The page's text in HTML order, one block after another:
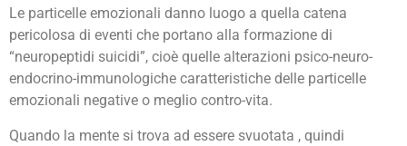
Le particelle emozionali danno luogo a quella catena
pericolosa di eventi che portano alla formazione di
“neuropeptidi suicidi”, cioè quelle alterazioni psico-neuro-
endocrino-immunologiche caratteristiche delle particelle
emozionali negative o meglio contro-vita.
Quando la mente si trova ad essere svuotata , quindi